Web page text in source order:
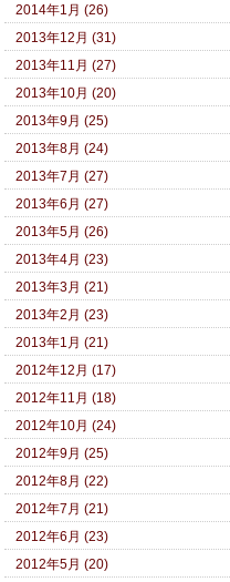
2014年1月 (26)
2013年12月 (31)
2013年11月 (27)
2013年10月 (20)
2013年9月 (25)
2013年8月 (24)
2013年7月 (27)
2013年6月 (27)
2013年5月 (26)
2013年4月 (23)
2013年3月 (21)
2013年2月 (23)
2013年1月 (21)
2012年12月 (17)
2012年11月 (18)
2012年10月 (24)
2012年9月 (25)
2012年8月 (22)
2012年7月 (21)
2012年6月 (23)
2012年5月 (20)